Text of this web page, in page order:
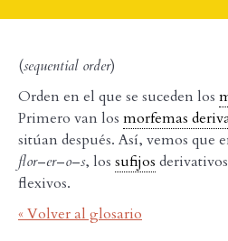
(sequential order)
Orden en el que se suceden los
Primero van los morfemas
sitúan después. Así, vemos que
flor–er–o–s, los sufijos
flexivos.
« Volver al glosario